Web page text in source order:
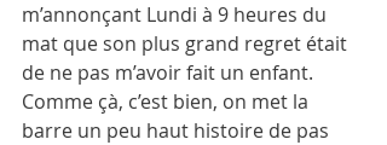
m’annonçant Lundi à 9 heures du
mat que son plus grand regret était
de ne pas m’avoir fait un enfant.
Comme çà, c’est bien, on met la
barre un peu haut histoire de pas